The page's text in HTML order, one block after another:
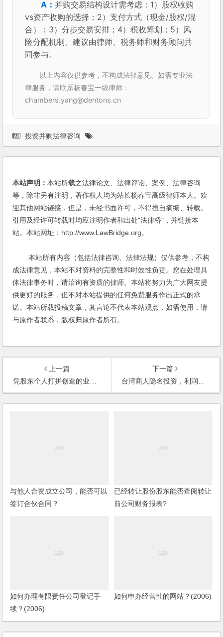
并购交易结构设计需考虑：1）股权收购
vs资产收购的选择；2）支付方式（现金/股权/混
合）；3）分步交易安排；4）税收筹划；5）风
险分配机制。建议由律师、税务师和财务顾问共
同参与。
以上内容仅供参考，不构成法律意见。如需专业法
律服务，请联系杨春宝一级律师：
chambers.yang@dentons.cn
投资并购法律咨询
本站声明：本站所载之法律论文、法律评论、案例、法律咨询
等，除非另有注明，著作权人均为站长杨春宝高级律师本人。欢
迎其他网站链接，但是，未经书面许可，不得擅自摘编、转载。
引用及经许可转载时均应注明作者和出处"法律桥"，并链接本
站。本站网址：http://www.LawBridge.org。
本站所有内容（包括法律咨询、法律法规）仅供参考，不构
成法律意见，本站不对资料的完整性和时效性负责。您在处理具
体法律事务时，请洽询有资质的律师。本站将努力为广大网友提
供更好的服务，但不对本站提供的任何免费服务作出正式的承
诺。本站所载投稿文章，其言论不代表本站观点，如需使用，请
与原作者联系，版权归原作者所有。
上一篇
凭股东个人打拼创造的业绩，公司的利润如何分配？
下一篇
台湾商人隐名投资，利润如何分配？
与他人合资成立公司，能否可以
签订合伙合同？
已经转让股份股东能否查阅转让
前公司财务报表?
如何办理有限责任公司登记手
续？(2006)
如何申办经营性的网站？(2006)